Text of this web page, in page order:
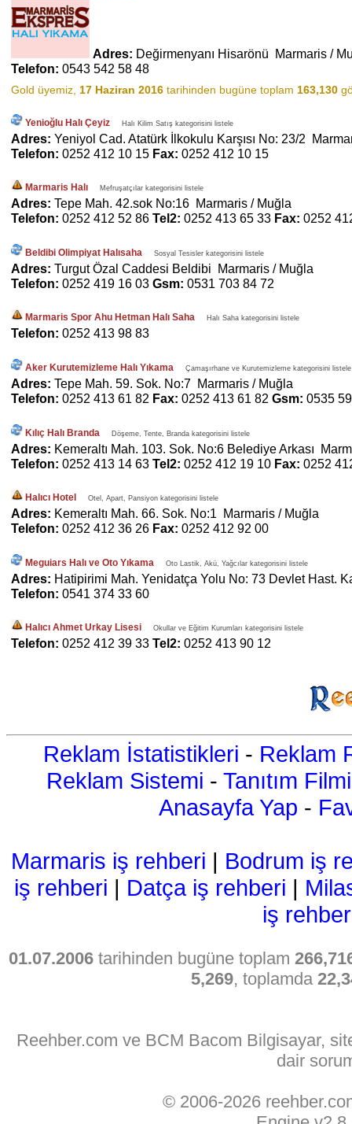
Adres: Değirmenyanı Hisarönü Marmaris /
Telefon: 0543 542 58 48
Gold üyemiz, 17 Haziran 2016 tarihinden bugüne toplam 163,130
Yenioğlu Halı Çeyiz Halı Kilim Satış kategorisini listele
Adres: Yeniyol Cad. Atatürk İlkokulu Karşısı No: 23/2
Telefon: 0252 412 10 15 Fax: 0252 412 10 15
Marmaris Halı Mefruşatçılar kategorisini listele
Adres: Tepe Mah. 42.sok No:16 Marmaris / Muğla
Telefon: 0252 412 52 86 Tel2: 0252 413 65 33 Fax: 0252
Beldibi Olimpiyat Halısaha Sosyal Tesisler kategorisini listele
Adres: Turgut Özal Caddesi Beldibi Marmaris / Muğla
Telefon: 0252 419 16 03 Gsm: 0531 703 84 72
Marmaris Spor Ahu Hetman Halı Saha Halı Saha kategorisini listele
Telefon: 0252 413 98 83
Aker Kurutemizleme Halı Yıkama Çamaşırhane ve Kurutemizleme kategorisini listele
Adres: Tepe Mah. 59. Sok. No:7 Marmaris / Muğla
Telefon: 0252 413 61 82 Fax: 0252 413 61 82 Gsm: 0535
Kılıç Halı Branda Döşeme, Tente, Branda kategorisini listele
Adres: Kemeraltı Mah. 103. Sok. No:6 Belediye Arkası
Telefon: 0252 413 14 63 Tel2: 0252 412 19 10 Fax: 0252
Halıcı Hotel Otel, Apart, Pansiyon kategorisini listele
Adres: Kemeraltı Mah. 66. Sok. No:1 Marmaris / Muğla
Telefon: 0252 412 36 26 Fax: 0252 412 92 00
Meguiars Halı ve Oto Yıkama Oto Lastik, Akü, Yağcılar kategorisini listele
Adres: Hatipirimi Mah. Yenidatça Yolu No: 73 Devlet Hast.
Telefon: 0541 374 33 60
Halıcı Ahmet Urkay Lisesi Okullar ve Eğitim Kurumları kategorisini listele
Telefon: 0252 412 39 33 Tel2: 0252 413 90 12
Reklam İstatistikleri - Reklam
Reklam Sistemi - Tanıtım Filmi
Anasayfa Yap -
Marmaris iş rehberi | Bodrum iş
iş rehberi | Datça iş rehberi |
iş
01.07.2006 tarihinden bugüne toplam
5,269, toplamda
Reehber.com ve BCM Bacom Bilgisayar,
dair
© 2006-2026